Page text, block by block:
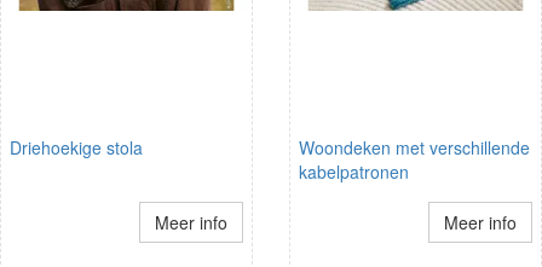
Driehoekige stola
Meer info
Woondeken met verschillende
kabelpatronen
Meer info